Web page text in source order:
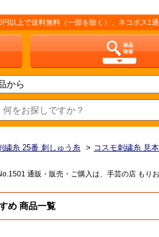
料無料（一部を除く）、ネコポス1通250
繍糸 25番 刺しゅう糸 > コスモ刺繍糸 見
通販・販売・ご購入は、手芸の店 もり
め 商品一覧